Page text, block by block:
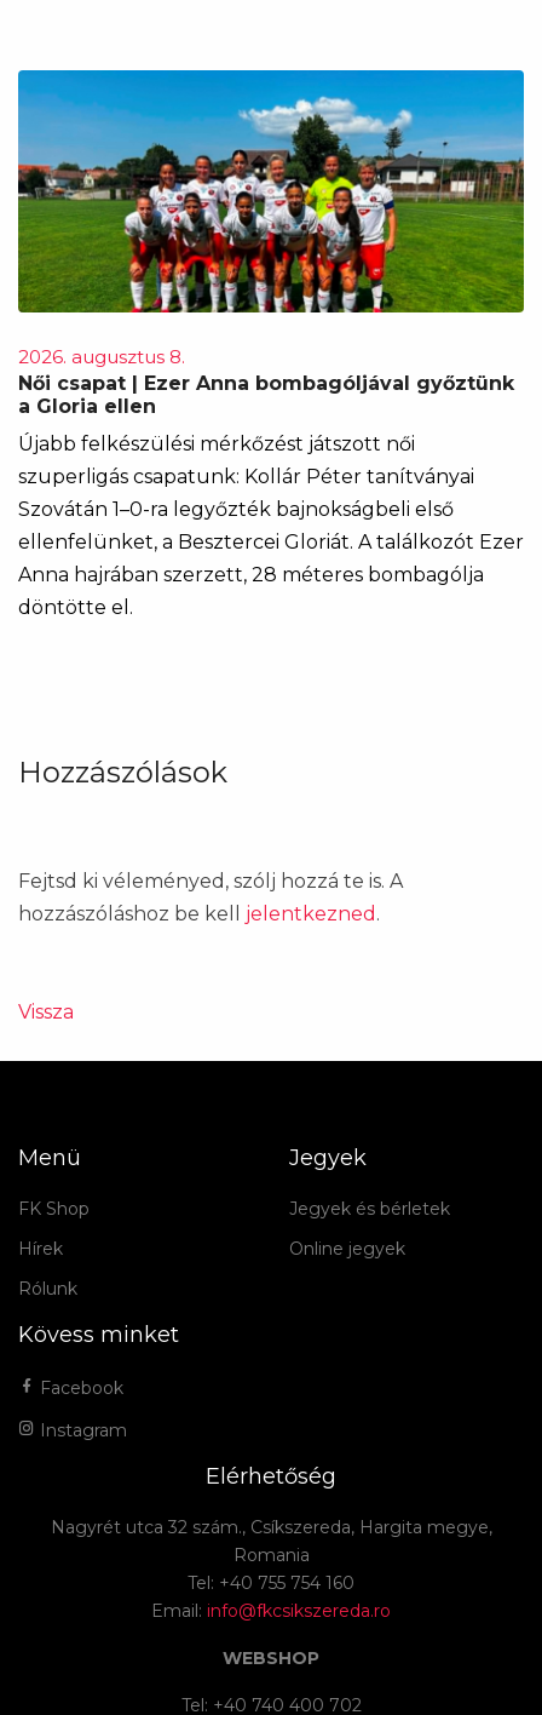
2026. augusztus 8.
Női csapat | Ezer Anna bombagóljával győztünk
a Gloria ellen
Újabb felkészülési mérkőzést játszott női
szuperligás csapatunk: Kollár Péter tanítványai
Szovátán 1–0-ra legyőzték bajnokságbeli első
ellenfelünket, a Besztercei Gloriát. A találkozót Ezer
Anna hajrában szerzett, 28 méteres bombagólja
döntötte el.
Hozzászólások
Fejtsd ki véleményed, szólj hozzá te is. A
hozzászóláshoz be kell jelentkezned .
Vissza
Menü
FK Shop
Hírek
Rólunk
Jegyek
Jegyek és bérletek
Online jegyek
Kövess minket
Facebook
Instagram
Elérhetőség
Nagyrét utca 32 szám., Csíkszereda, Hargita megye,
Romania
Tel: +40 755 754 160
Email: info@fkcsikszereda.ro
WEBSHOP
Tel: +40 740 400 702